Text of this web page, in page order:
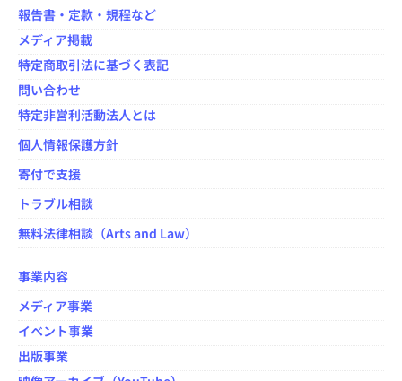
報告書・定款・規程など
メディア掲載
特定商取引法に基づく表記
問い合わせ
特定非営利活動法人とは
個人情報保護方針
寄付で支援
トラブル相談
無料法律相談（Arts and Law）
事業内容
メディア事業
イベント事業
出版事業